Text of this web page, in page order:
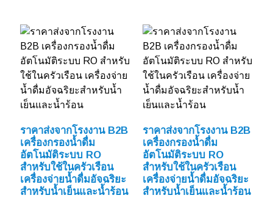
ราคาส่งจากโรงงาน B2B
เครื่องกรองน้ำดื่ม
อัตโนมัติระบบ RO
สำหรับใช้ในครัวเรือน
เครื่องจ่ายน้ำดื่มอัจฉริยะ
สำหรับน้ำเย็นและน้ำร้อน
ราคาส่งจากโรงงาน B2B
เครื่องกรองน้ำดื่ม
อัตโนมัติระบบ RO
สำหรับใช้ในครัวเรือน
เครื่องจ่ายน้ำดื่มอัจฉริยะ
สำหรับน้ำเย็นและน้ำร้อน